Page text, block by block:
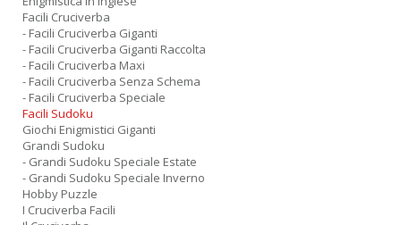
Facili Cruciverba
- Facili Cruciverba Giganti
- Facili Cruciverba Giganti Raccolta
- Facili Cruciverba Maxi
- Facili Cruciverba Senza Schema
- Facili Cruciverba Speciale
Facili Sudoku
Giochi Enigmistici Giganti
Grandi Sudoku
- Grandi Sudoku Speciale Estate
- Grandi Sudoku Speciale Inverno
Hobby Puzzle
I Cruciverba Facili